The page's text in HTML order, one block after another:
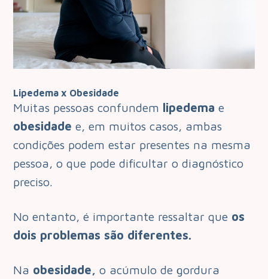
Lipedema x Obesidade
Muitas pessoas confundem lipedemae
obesidadee, em muitos casos, ambas
condições podem estar presentes na mesma
pessoa, o que pode dificultar o diagnóstico
preciso.
No entanto, é importante ressaltar que os
dois problemas são diferentes.
Na obesidade, o acúmulo de gordura